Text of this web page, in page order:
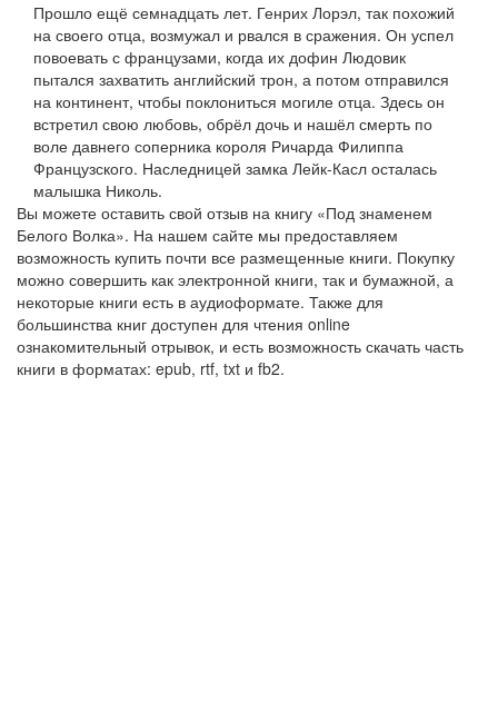
Прошло ещё семнадцать лет. Генрих Лорэл, так похожий
на своего отца, возмужал и рвался в сражения. Он успел
повоевать с французами, когда их дофин Людовик
пытался захватить английский трон, а потом отправился
на континент, чтобы поклониться могиле отца. Здесь он
встретил свою любовь, обрёл дочь и нашёл смерть по
воле давнего соперника короля Ричарда Филиппа
Французского. Наследницей замка Лейк-Касл осталась
малышка Николь.
Вы можете оставить свой отзыв на книгу «Под знаменем
Белого Волка». На нашем сайте мы предоставляем
возможность купить почти все размещенные книги. Покупку
можно совершить как электронной книги, так и бумажной, а
некоторые книги есть в аудиоформате. Также для
большинства книг доступен для чтения online
ознакомительный отрывок, и есть возможность скачать часть
книги в форматах: epub, rtf, txt и fb2.